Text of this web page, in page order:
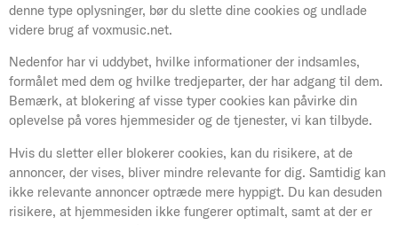
denne type oplysninger, bør du slette dine cookies og undlade
videre brug af voxmusic.net.
Nedenfor har vi uddybet, hvilke informationer der indsamles,
formålet med dem og hvilke tredjeparter, der har adgang til dem.
Bemærk, at blokering af visse typer cookies kan påvirke din
oplevelse på vores hjemmesider og de tjenester, vi kan tilbyde.
Hvis du sletter eller blokerer cookies, kan du risikere, at de
annoncer, der vises, bliver mindre relevante for dig. Samtidig kan
ikke relevante annoncer optræde mere hyppigt. Du kan desuden
risikere, at hjemmesiden ikke fungerer optimalt, samt at der er